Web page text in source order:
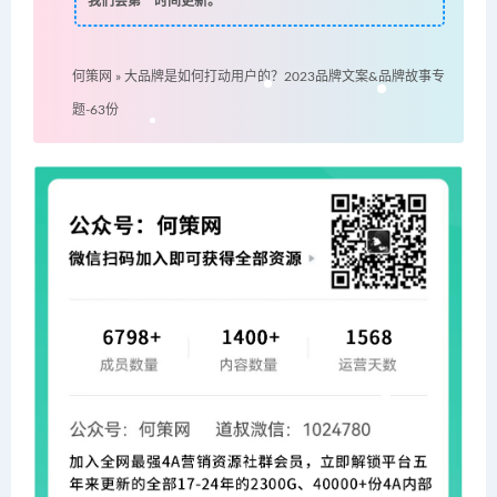
何策网 » 大品牌是如何打动用户的？2023品牌文案&品牌故事专
题-63份